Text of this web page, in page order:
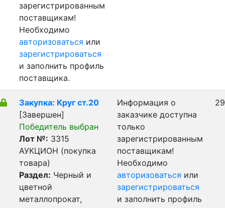
зарегистрированным
поставщикам!
Необходимо
авторизоваться или
зарегистрироваться
и заполнить профиль
поставщика.
Закупка: Круг ст.20
[Завершен]
Победитель выбран
Лот №: 3315
АУКЦИОН (покупка
товара)
Раздел: Черный и
цветной
металлопрокат,
Информация о
заказчике доступна
только
зарегистрированным
поставщикам!
Необходимо
авторизоваться или
зарегистрироваться
и заполнить профиль